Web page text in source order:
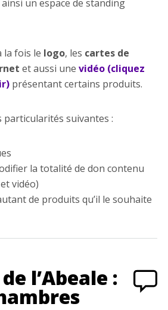
un espace de standing
la fois le logo, les cartes de
et aussi une vidéo (cliquez
présentant certains produits.
particularités suivantes :
la totalité de don contenu
vidéo)
de produits qu’il le souhaite
l’Abeale :